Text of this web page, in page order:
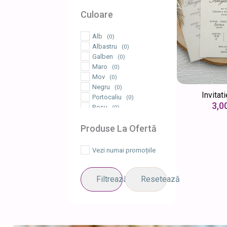
Culoare
Alb (0)
Albastru (0)
Galben (0)
Maro (0)
Mov (0)
Negru (0)
Portocaliu (0)
Roșu (0)
Verde (0)
Produse La Ofertă
Vezi numai promoțiile
Filtrează Resetează